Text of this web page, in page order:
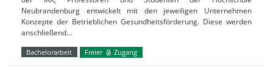
Neubrandenburg entwickelt mit den jeweiligen Unternehmen
Konzepte der Betrieblichen Gesundheitsförderung. Diese werden
anschließend…
Bachelorarbeit Freier Zugang